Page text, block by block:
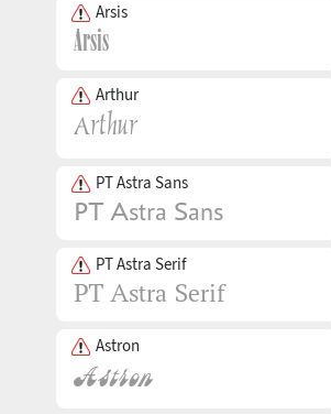
Arsis
Arthur
PT Astra Sans
PT Astra Serif
Astron